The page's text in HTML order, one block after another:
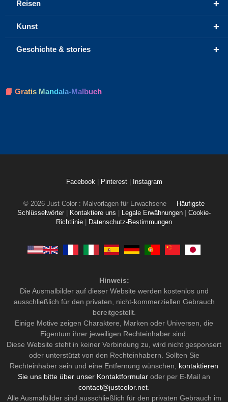
+
Reisen
+
Kunst
+
Geschichte & stories
📘 Gratis Mandala-Malbuch
Facebook Pinterest Instagram
© 2026 Just Color : Malvorlagen für Erwachsene
Häufigste
Schlüsselwörter
Kontaktiere uns Legale Erwähnungen
Cookie-
Richtlinie
Datenschutz-Bestimmungen
Hinweis:
Die Ausmalbilder auf dieser Website werden kostenlos und
ausschließlich für den privaten, nicht-kommerziellen Gebrauch
bereitgestellt.
Einige Motive zeigen Charaktere, Marken oder Universen, die
Eigentum ihrer jeweiligen Rechteinhaber sind.
Diese Website steht in keiner Verbindung zu, wird nicht gesponsert
oder unterstützt von den Rechteinhabern. Sollten Sie
Rechteinhaber sein und eine Entfernung wünschen, kontaktieren
Sie uns bitte über unser Kontaktformular oder per E-Mail an
contact@justcolor.net
Alle Ausmalbilder sind ausschließlich für den privaten Gebrauch im